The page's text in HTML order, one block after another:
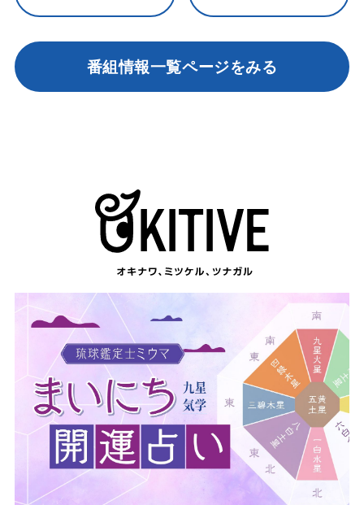
番組情報一覧ページをみる